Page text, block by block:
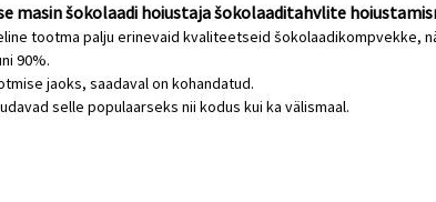
masin šokolaadi hoiustaja šokolaaditahvlite
tootma palju erinevaid kvaliteetseid šokolaadikompvekke,
90%.
jaoks, saadaval on kohandatud.
selle populaarseks nii kodus kui ka välismaal.